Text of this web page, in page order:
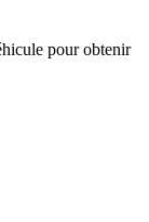
pour obtenir